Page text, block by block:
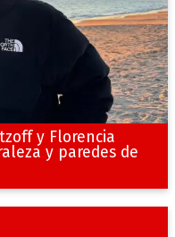
y Florencia
y paredes de